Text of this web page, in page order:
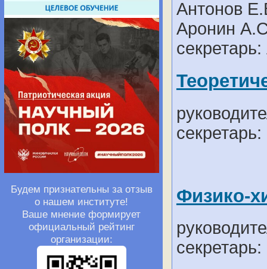
Будем признательны за отзыв
о нашем институте!
Ваше мнение формирует
официальный рейтинг
организации:
Антонов
Аронин
Физико-